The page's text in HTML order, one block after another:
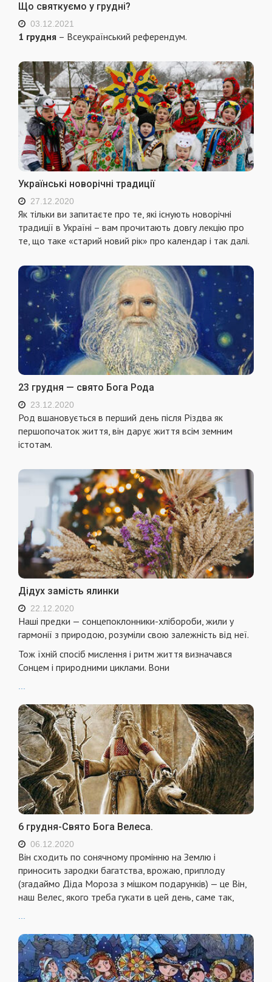
Що святкуємо у грудні?
03.12.2021
1 грудня – Всеукраїнський референдум.
Українські новорічні традиції
27.12.2020
Як тільки ви запитаєте про те, які існують новорічні
традиції в Україні – вам прочитають довгу лекцію про
те, що таке «старий новий рік» про календар і так далі.
23 грудня — свято Бога Рода
23.12.2020
Род вшановується в перший день після Різдва як
першопочаток життя, він дарує життя вciм земним
істотам.
Дідух замість ялинки
22.12.2020
Наші предки — сонцепоклонники-хлібороби, жили у
гармонії з природою, розуміли свою залежність від неї.
Тож їхній спосіб мислення і ритм життя визначався
Сонцем і природними циклами. Вони
...
6 грудня-Свято Бога Велеса.
06.12.2020
Він сходить по сонячному промінню на Землю і
приносить зародки багатства, врожаю, приплоду
(згадаймо Діда Мороза з мішком подарунків) — це Він,
наш Велес, якого треба гукати в цей день, саме так,